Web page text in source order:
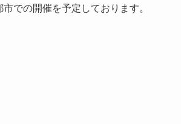
での開催を予定しております。